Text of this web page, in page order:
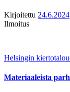
Kirjoitettu 24.6.2024
Ilmoitus
Helsingin
Materiaaleista